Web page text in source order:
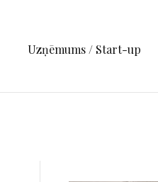
Uzņēmums / Start-up